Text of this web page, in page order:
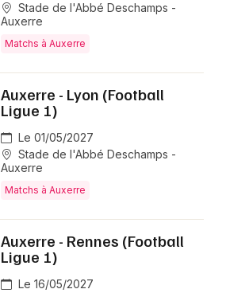
Stade de l'Abbé Deschamps -
Auxerre
Matchs à Auxerre
Auxerre - Lyon (Football
Ligue 1)
Le 01/05/2027
Stade de l'Abbé Deschamps -
Auxerre
Matchs à Auxerre
Auxerre - Rennes (Football
Ligue 1)
Le 16/05/2027